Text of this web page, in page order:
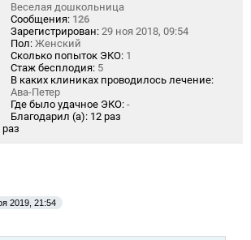
Веселая дошкольница
Сообщения: 126
Зарегистрирован: 29 ноя 2018, 09:54
Пол: Женский
Сколько попыток ЭКО: 1
Стаж бесплодия: 5
В каких клиниках проводилось лечение:
Ава-Петер
Где было удачное ЭКО: -
Благодарил (а): 12 раз
раз
2019, 21:54